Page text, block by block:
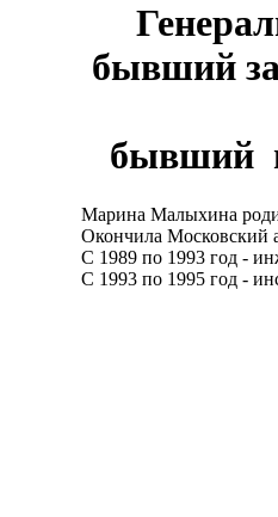
бывший
бывший
Марина Малыхина
Окончила Московский
С 1989 по 1993 год -
С 1993 по 1995 год -